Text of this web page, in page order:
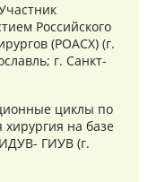
Российского
(РОАСХ) (г.
г. Санкт-
циклы по
хирургия на базе
ГИУВ (г.